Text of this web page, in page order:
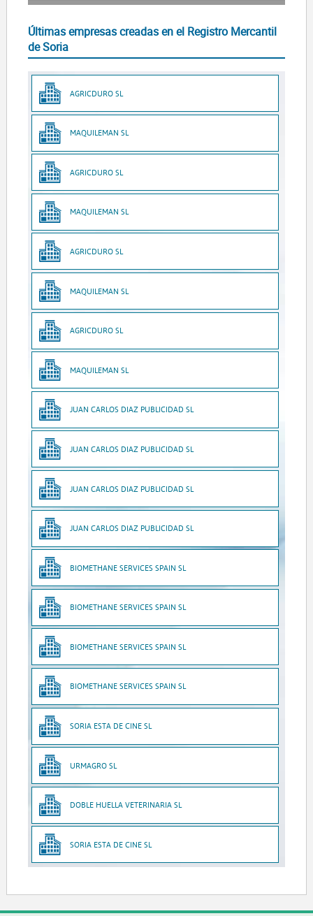
Últimas empresas creadas en el Registro Mercantil
de Soria
AGRICDURO SL
MAQUILEMAN SL
AGRICDURO SL
MAQUILEMAN SL
AGRICDURO SL
MAQUILEMAN SL
AGRICDURO SL
MAQUILEMAN SL
JUAN CARLOS DIAZ PUBLICIDAD SL
JUAN CARLOS DIAZ PUBLICIDAD SL
JUAN CARLOS DIAZ PUBLICIDAD SL
JUAN CARLOS DIAZ PUBLICIDAD SL
BIOMETHANE SERVICES SPAIN SL
BIOMETHANE SERVICES SPAIN SL
BIOMETHANE SERVICES SPAIN SL
BIOMETHANE SERVICES SPAIN SL
SORIA ESTA DE CINE SL
URMAGRO SL
DOBLE HUELLA VETERINARIA SL
SORIA ESTA DE CINE SL